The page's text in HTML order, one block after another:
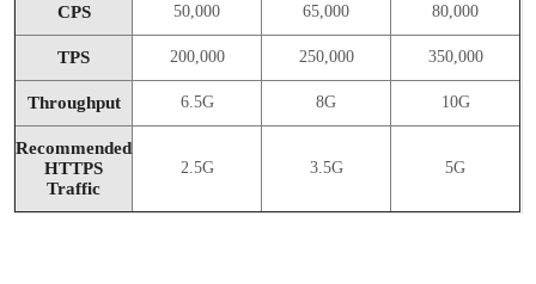
CPS 50,000 65,000 80,000
TPS 200,000 250,000 350,000
Throughput 6.5G 8G 10G
Recommended
HTTPS
Traffic
2.5G 3.5G 5G